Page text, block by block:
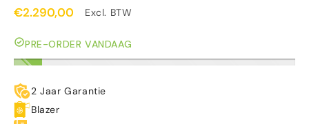
€2.290,00 Excl. BTW
PRE-ORDER VANDAAG
2 Jaar Garantie
Blazer